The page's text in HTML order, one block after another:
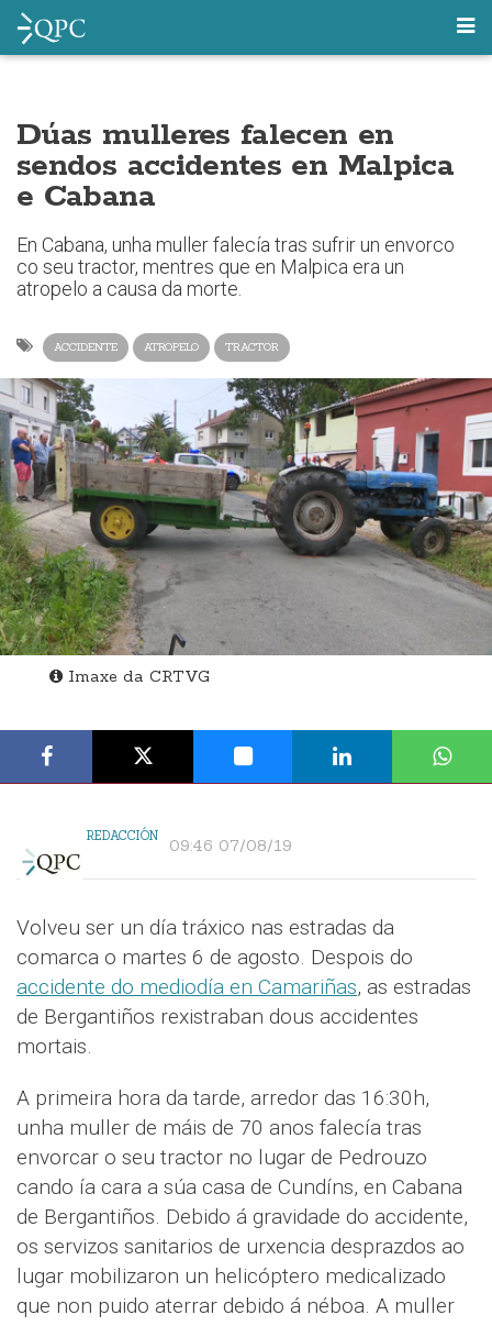
Dúas mulleres falecen en
sendos accidentes en Malpica
e Cabana
En Cabana, unha muller falecía tras sufrir un envorco
co seu tractor, mentres que en Malpica era un
atropelo a causa da morte.
ACCIDENTE ATROPELO TRACTOR
Imaxe da CRTVG
REDACCIÓN 09:46 07/08/19
Volveu ser un día tráxico nas estradas da
comarca o martes 6 de agosto. Despois do
accidente do mediodía en Camariñas, as estradas
de Bergantiños rexistraban dous accidentes
mortais.
A primeira hora da tarde, arredor das 16:30h,
unha muller de máis de 70 anos falecía tras
envorcar o seu tractor no lugar de Pedrouzo
cando ía cara a súa casa de Cundíns, en Cabana
de Bergantiños. Debido á gravidade do accidente,
os servizos sanitarios de urxencia desprazdos ao
lugar mobilizaron un helicóptero medicalizado
que non puido aterrar debido á néboa. A muller